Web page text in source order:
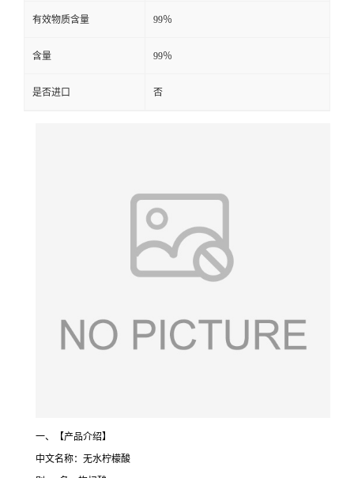
有效物质含量 99％
含量 99％
是否进口 否
一、【产品介绍】
中文名称：无水柠檬酸